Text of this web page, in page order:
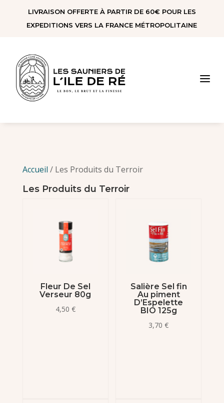
Panneau de gestion des cookies
LIVRAISON OFFERTE À PARTIR DE 60€ POUR LES
EXPEDITIONS VERS LA FRANCE MÉTROPOLITAINE
a
Accueil / Les Produits du Terroir
Les Produits du Terroir
Fleur De Sel
Verseur 80g
4,50 €
Salière Sel fin
Au piment
D’Espelette
BIO 125g
3,70€